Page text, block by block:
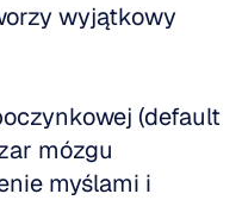
wyjątkowy
(default
mózgu
myślami i